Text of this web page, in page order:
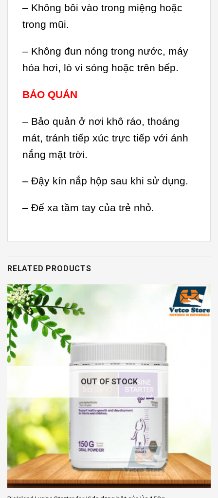
– Không bôi vào trong miệng hoặc
trong mũi.
– Không đun nóng trong nước, máy
hóa hơi, lò vi sóng hoặc trên bếp.
BẢO QUẢN
– Bảo quản ở nơi khô ráo, thoáng
mát, tránh tiếp xúc trực tiếp với ánh
nắng mặt trời.
– Đậy kín nắp hộp sau khi sử dụng.
– Để xa tầm tay của trẻ nhỏ.
RELATED PRODUCTS
OUT OF STOCK